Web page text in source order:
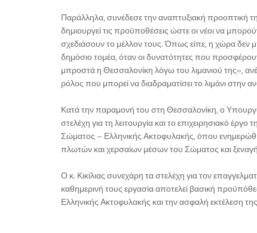
Παράλληλα, συνέδεσε την αναπτυξιακή προοπτική
δημιουργεί τις προϋποθέσεις ώστε οι νέοι να
σχεδιάσουν το μέλλον τους. Όπως είπε, η χώρα δεν
δημόσιο τομέα, όταν οι δυνατότητες που
μπροστά η Θεσσαλονίκη λόγω του λιμανιού της»,
ρόλος που μπορεί να διαδραματίσει το λιμάνι στην
Κατά την παραμονή του στη Θεσσαλονίκη, ο
στελέχη για τη λειτουργία και το επιχειρησιακό
Σώματος – Ελληνικής Ακτοφυλακής, όπου
πλωτών και χερσαίων μέσων του Σώματος και
Ο κ. Κικίλιας συνεχάρη τα στελέχη για τον
καθημερινή τους εργασία αποτελεί βασική
Ελληνικής Ακτοφυλακής και την ασφαλή εκτέλεση